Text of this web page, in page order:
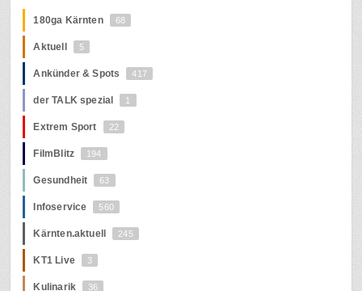
180ga Kärnten 68
Aktuell 5
Ankünder & Spots 417
der TALK spezial 1
Extrem Sport 22
FilmBlitz 194
Gesundheit 63
Infoservice 560
Kärnten.aktuell 245
KT1 Live 3
Kulinarik 36